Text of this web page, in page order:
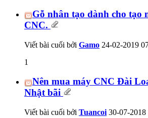
Gỗ nhân tạo dành cho tạo
CNC.
Viết bài cuối bởi Gamo 24-02-2019
1
Nên mua máy CNC Đài
Nhật bãi
Viết bài cuối bởi Tuancoi 30-07-2018